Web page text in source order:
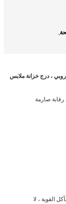
,
، درج خزانة ملابس
صارمة
القوية ، لا